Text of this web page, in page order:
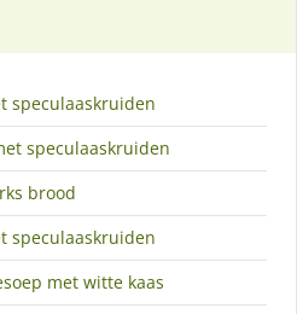
speculaaskruiden
speculaaskruiden
brood
speculaaskruiden
met witte kaas